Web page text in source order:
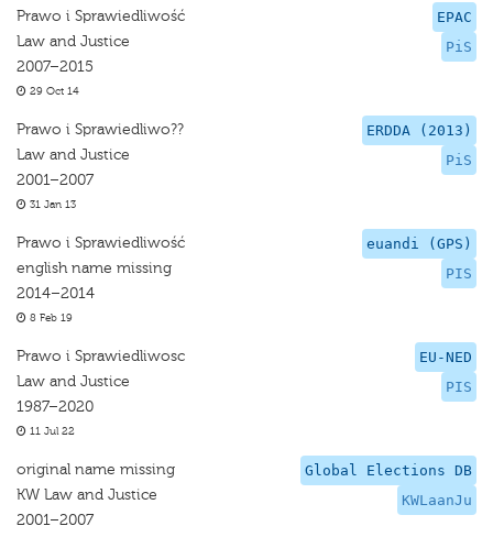
EPAC
PiS
Prawo i Sprawiedliwość
Law and Justice
2007–2015
29 Oct 14
ERDDA (2013)
PiS
Prawo i Sprawiedliwo??
Law and Justice
2001–2007
31 Jan 13
euandi (GPS)
PIS
Prawo i Sprawiedliwość
english name missing
2014–2014
8 Feb 19
EU-NED
PIS
Prawo i Sprawiedliwosc
Law and Justice
1987–2020
11 Jul 22
Global Elections DB
KWLaanJu
original name missing
KW Law and Justice
2001–2007